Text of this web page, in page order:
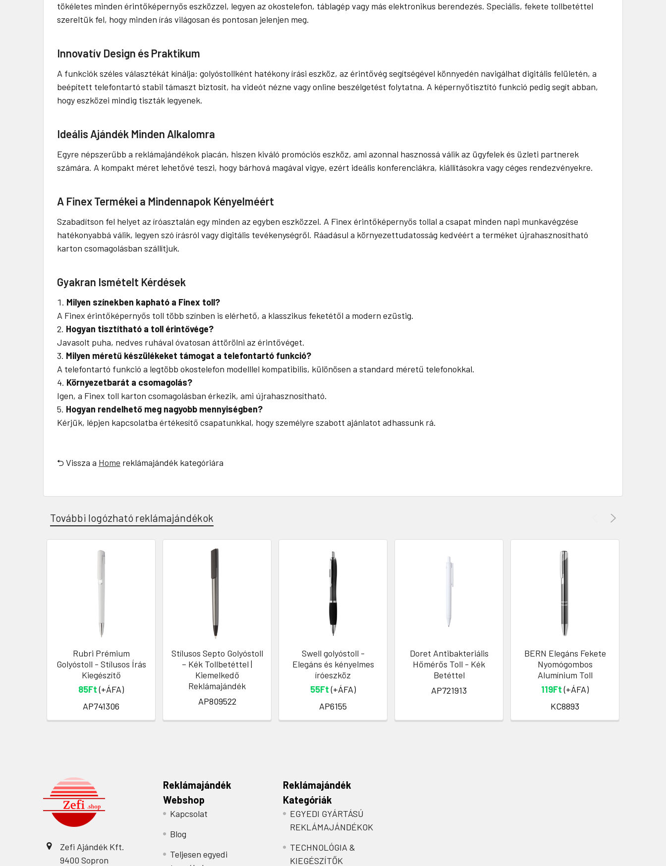
tökéletes minden érintőképernyős eszközzel, legyen az okostelefon, táblagép vagy más elektronikus berendezés. Speciális, fekete tollbetéttel
szereltük fel, hogy minden írás világosan és pontosan jelenjen meg.
Innovatív Design és Praktikum
A funkciók széles választékát kínálja: golyóstollként hatékony írási eszköz, az érintővég segítségével könnyedén navigálhat digitális felületén, a
beépített telefontartó stabil támaszt biztosít, ha videót nézne vagy online beszélgetést folytatna. A képernyőtisztító funkció pedig segít abban,
hogy eszközei mindig tiszták legyenek.
Ideális Ajándék Minden Alkalomra
Egyre népszerűbb a reklámajándékok piacán, hiszen kiváló promóciós eszköz, ami azonnal hasznossá válik az ügyfelek és üzleti partnerek
számára. A kompakt méret lehetővé teszi, hogy bárhová magával vigye, ezért ideális konferenciákra, kiállításokra vagy céges rendezvényekre.
A Finex Termékei a Mindennapok Kényelméért
Szabadítson fel helyet az íróasztalán egy minden az egyben eszközzel. A Finex érintőképernyős tollal a csapat minden napi munkavégzése
hatékonyabbá válik, legyen szó írásról vagy digitális tevékenységről. Ráadásul a környezettudatosság kedvéért a terméket újrahasznosítható
karton csomagolásban szállítjuk.
Gyakran Ismételt Kérdések
Milyen színekben kapható a Finex toll?
A Finex érintőképernyős toll több színben is elérhető, a klasszikus feketétől a modern ezüstig.
Hogyan tisztítható a toll érintővége?
Javasolt puha, nedves ruhával óvatosan áttörölni az érintővéget.
Milyen méretű készülékeket támogat a telefontartó funkció?
A telefontartó funkció a legtöbb okostelefon modelllel kompatibilis, különösen a standard méretű telefonokkal.
Környezetbarát a csomagolás?
Igen, a Finex toll karton csomagolásban érkezik, ami újrahasznosítható.
Hogyan rendelhető meg nagyobb mennyiségben?
Kérjük, lépjen kapcsolatba értékesítő csapatunkkal, hogy személyre szabott ajánlatot adhassunk rá.
⮌ Vissza a Home reklámajándék kategóriára
További logózható reklámajándékok
Rubri Prémium
Golyóstoll - Stílusos Írás
Kiegészítő
85Ft(+ÁFA)
AP741306
Stílusos Septo Golyóstoll
– Kék Tollbetéttel |
Kiemelkedő
Reklámajándék
AP809522
Swell golyóstoll -
Elegáns és kényelmes
íróeszköz
55Ft(+ÁFA)
AP6155
Doret Antibakteriális
Hőmérős Toll - Kék
Betéttel
AP721913
BERN Elegáns Fekete
Nyomógombos
Alumínium Toll
119Ft(+ÁFA)
KC8893
Zefi Ajándék Kft.
9400 Sopron
Reklámajándék
Webshop
Kapcsolat
Blog
Teljesen egyedi
Reklámajándék
Kategóriák
EGYEDI GYÁRTÁSÚ
REKLÁMAJÁNDÉKOK
TECHNOLÓGIA &
KIEGÉSZÍTŐK